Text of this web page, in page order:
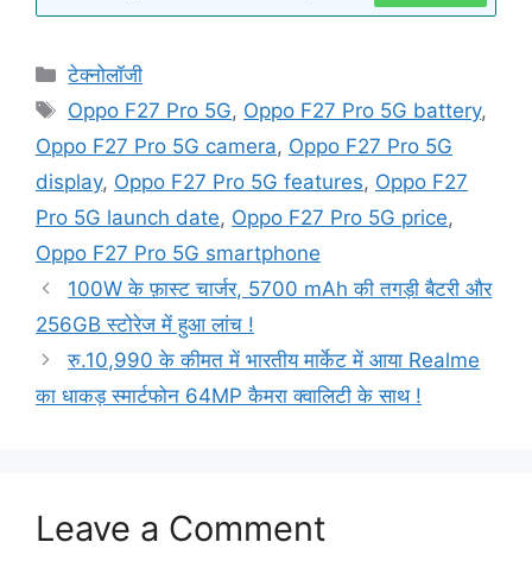
Categories
टेक्नोलॉजी
Tags
Oppo F27 Pro 5G, Oppo F27 Pro 5G battery,
Oppo F27 Pro 5G camera, Oppo F27 Pro 5G
display, Oppo F27 Pro 5G features, Oppo F27
Pro 5G launch date, Oppo F27 Pro 5G price,
Oppo F27 Pro 5G smartphone
100W के फ़ास्ट चार्जर, 5700 mAh की तगड़ी बैटरी और
256GB स्टोरेज में हुआ लांच !
रु.10,990 के कीमत में भारतीय मार्केट में आया Realme
का धाकड़ स्मार्टफोन 64MP कैमरा क्वालिटी के साथ !
Leave a Comment